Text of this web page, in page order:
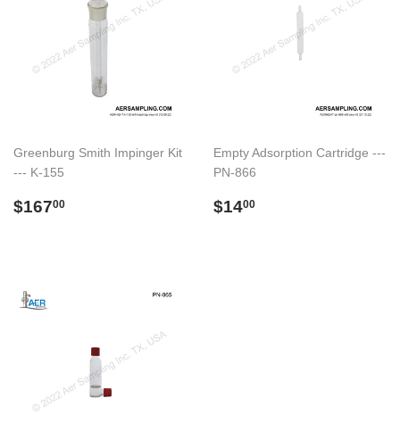
Greenburg Smith Impinger Kit
--- K-155
Preço
$16700
Empty Adsorption Cartridge ---
PN-866
Preço
$1400